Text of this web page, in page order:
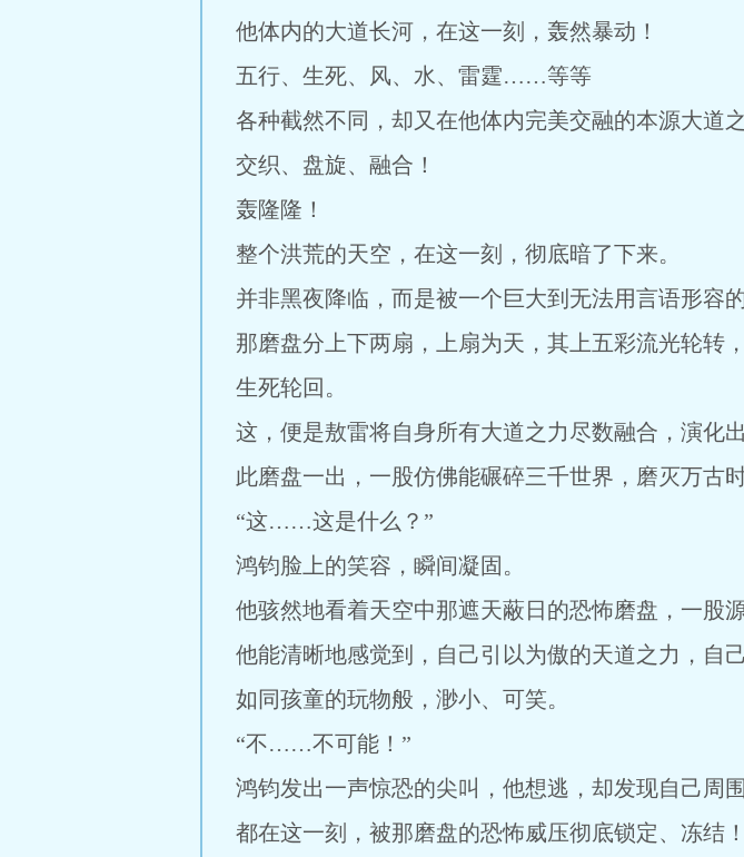
他体内的大道长河，在这一刻，轰然暴动！
五行、生死、风、水、雷霆……等等
各种截然不同，却又在他体内完美交融的本源大道
交织、盘旋、融合！
轰隆隆！
整个洪荒的天空，在这一刻，彻底暗了下来。
并非黑夜降临，而是被一个巨大到无法用言语形容
那磨盘分上下两扇，上扇为天，其上五彩流光轮转
生死轮回。
这，便是敖雷将自身所有大道之力尽数融合，演化
此磨盘一出，一股仿佛能碾碎三千世界，磨灭万古
“这……这是什么？”
鸿钧脸上的笑容，瞬间凝固。
他骇然地看着天空中那遮天蔽日的恐怖磨盘，一股
他能清晰地感觉到，自己引以为傲的天道之力，自
如同孩童的玩物般，渺小、可笑。
“不……不可能！”
鸿钧发出一声惊恐的尖叫，他想逃，却发现自己周
都在这一刻，被那磨盘的恐怖威压彻底锁定、冻结！